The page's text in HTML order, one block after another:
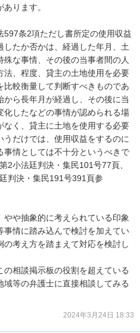
ります。
597条2項ただし書所定の使用収益
たか否かは、経過した年月、土
な事情、その後の当事者間の人
法、程度、貸主の土地使用を必要
比較衡量して判断すべきものであ
ら長年月が経過し、その後に当
したなどの事情が認められる場
く、貸主に土地を使用する必要
だけでは、使用収益をするのに
事情としては不十分というべきで
2小法廷判決・集民101号77頁、
判決・集民191号391頁参
や抽象的に考えられている印象
事情に踏み込んで検討を加えてい
の考え方を踏まえて対応を検討し
相談掲示板の役割を超えている
等の弁護士に直接相談してみる
2024年3月24日 18:33